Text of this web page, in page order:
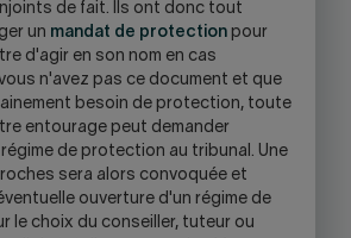
de fait. Ils ont donc tout
un mandat de protection pour
d'agir en son nom en cas
n'avez pas ce document et que
besoin de protection, toute
entourage peut demander
de protection au tribunal. Une
sera alors convoquée et
ouverture d'un régime de
le choix du conseiller, tuteur ou